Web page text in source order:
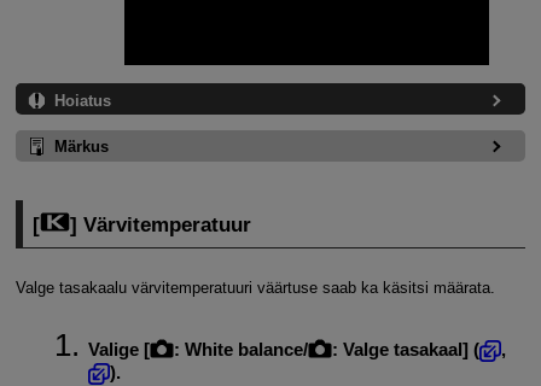
Hoiatus
Märkus
[ ] Värvitemperatuur
Valge tasakaalu värvitemperatuuri väärtuse saab ka käsitsi määrata.
Valige [ : White balance/ : Valge tasakaal] (
,
).